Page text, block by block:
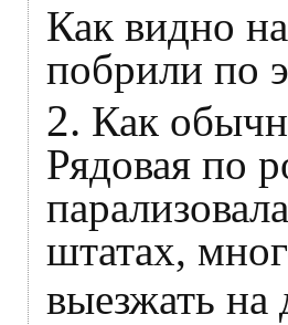
Как видно
побрили по
2. Как
Рядовая по
штатах,
выезжать на